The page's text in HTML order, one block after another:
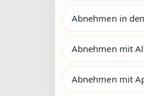
Abnehmen in
Abnehmen mit
Abnehmen mit